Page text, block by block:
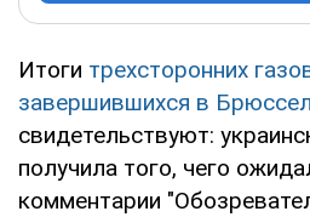
Итоги трехсторонних
завершившихся в
свидетельствуют:
получила того, чего
комментарии